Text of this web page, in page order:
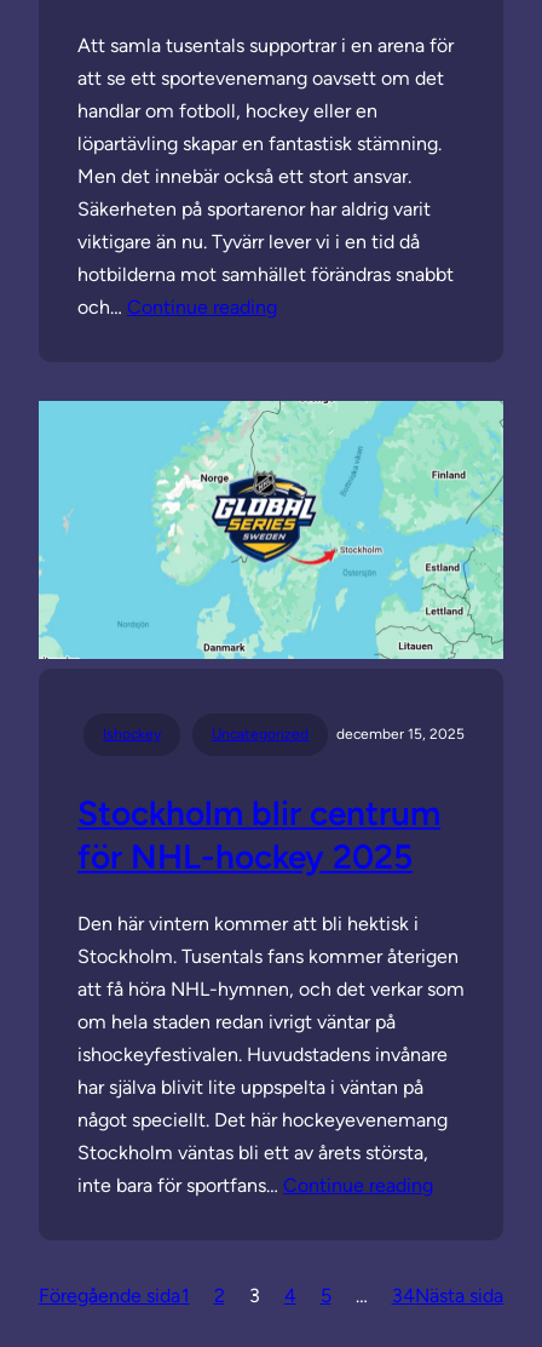
Att samla tusentals supportrar i en arena för
att se ett sportevenemang oavsett om det
handlar om fotboll, hockey eller en
löpartävling skapar en fantastisk stämning.
Men det innebär också ett stort ansvar.
Säkerheten på sportarenor har aldrig varit
viktigare än nu. Tyvärr lever vi i en tid då
hotbilderna mot samhället förändras snabbt
och… Continue reading
Ishockey Uncategorized december 15, 2025
Stockholm blir centrum
för NHL-hockey 2025
Den här vintern kommer att bli hektisk i
Stockholm. Tusentals fans kommer återigen
att få höra NHL-hymnen, och det verkar som
om hela staden redan ivrigt väntar på
ishockeyfestivalen. Huvudstadens invånare
har själva blivit lite uppspelta i väntan på
något speciellt. Det här hockeyevenemang
Stockholm väntas bli ett av årets största,
inte bara för sportfans… Continue reading
Föregående sida1 2 3 4 5 … 34Nästa sida